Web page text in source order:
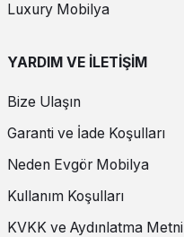
Luxury Mobilya
YARDIM VE İLETİŞİM
Bize Ulaşın
Garanti ve İade Koşulları
Neden Evgör Mobilya
Kullanım Koşulları
KVKK ve Aydınlatma Metni